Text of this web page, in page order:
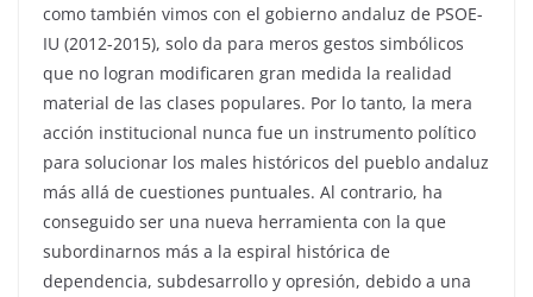
como también vimos con el gobierno andaluz de PSOE-
IU (2012-2015), solo da para meros gestos simbólicos
que no logran modificaren gran medida la realidad
material de las clases populares. Por lo tanto, la mera
acción institucional nunca fue un instrumento político
para solucionar los males históricos del pueblo andaluz
más allá de cuestiones puntuales. Al contrario, ha
conseguido ser una nueva herramienta con la que
subordinarnos más a la espiral histórica de
dependencia, subdesarrollo y opresión, debido a una